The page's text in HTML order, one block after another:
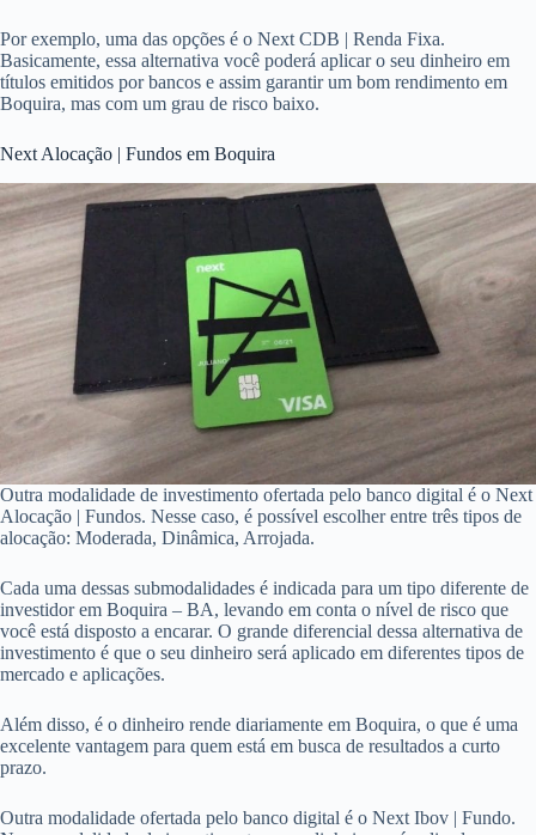
Por exemplo, uma das opções é o Next CDB | Renda Fixa.
Basicamente, essa alternativa você poderá aplicar o seu dinheiro em
títulos emitidos por bancos e assim garantir um bom rendimento em
Boquira, mas com um grau de risco baixo.
Next Alocação | Fundos em Boquira
Outra modalidade de investimento ofertada pelo banco digital é o Next
Alocação | Fundos. Nesse caso, é possível escolher entre três tipos de
alocação: Moderada, Dinâmica, Arrojada.
Cada uma dessas submodalidades é indicada para um tipo diferente de
investidor em Boquira – BA, levando em conta o nível de risco que
você está disposto a encarar. O grande diferencial dessa alternativa de
investimento é que o seu dinheiro será aplicado em diferentes tipos de
mercado e aplicações.
Além disso, é o dinheiro rende diariamente em Boquira, o que é uma
excelente vantagem para quem está em busca de resultados a curto
prazo.
Outra modalidade ofertada pelo banco digital é o Next Ibov | Fundo.